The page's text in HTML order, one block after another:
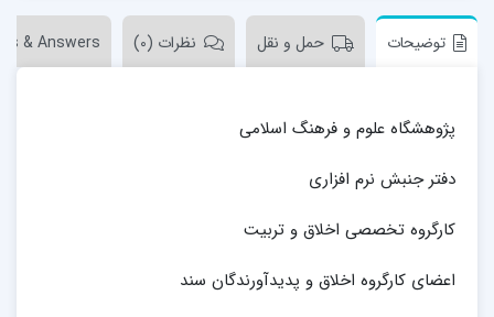
توضیحات حمل و نقل نظرات (0) & Answers
پژوهشگاه علوم و فرهنگ اسلامى
دفتر جنبش نرم‏ افزارى
كارگروه تخصصى اخلاق و تربيت
اعضاى كارگروه اخلاق و پديدآورندگان سند